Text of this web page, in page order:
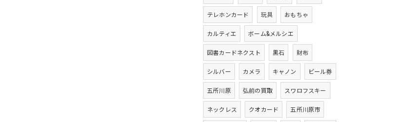
テレホンカード 玩具 おもちゃ
カルティエ ボーム&メルシエ
図書カードネクスト 黒石 財布
シルバー カメラ キャノン ビール券
五所川原 弘前の買取 スワロフスキー
ネックレス クオカード 五所川原市